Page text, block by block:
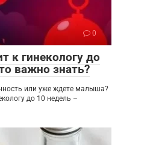
0
к гинекологу до
важно знать?
или уже ждете малыша?
до 10 недель –